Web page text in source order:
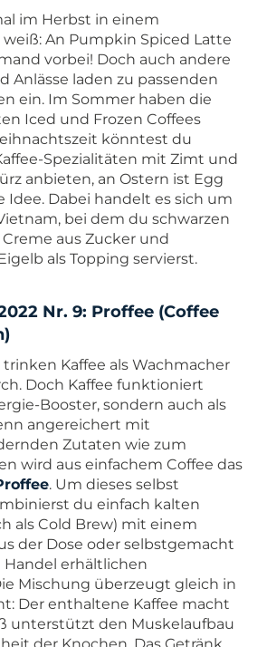
im Herbst in einem
weiß: An Pumpkin Spiced Latte
vorbei! Doch auch andere
Anlässe laden zu passenden
ein. Im Sommer haben die
Iced und Frozen Coffees
könntest du
Spezialitäten mit Zimt und
anbieten, an Ostern ist Egg
Idee. Dabei handelt es sich um
bei dem du schwarzen
aus Zucker und
als Topping servierst.
Nr. 9: Proffee (Coffee
Kaffee als Wachmacher
Doch Kaffee funktioniert
Booster, sondern auch als
angereichert mit
Zutaten wie zum
wird aus einfachem Coffee das
. Um dieses selbst
du einfach kalten
als Cold Brew) mit einem
der Dose oder selbstgemacht
Handel erhältlichen
Mischung überzeugt gleich in
Der enthaltene Kaffee macht
unterstützt den Muskelaufbau